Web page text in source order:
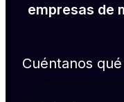
empresas de
Cuéntanos